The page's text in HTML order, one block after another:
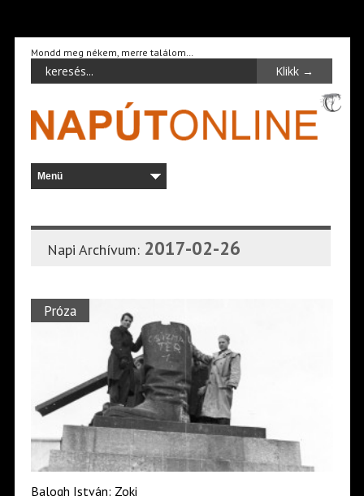
Mondd meg nékem, merre találom…
Napi Archívum: 2017-02-26
Próza
Balogh István: Zoki